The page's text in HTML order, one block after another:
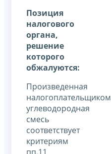
Позиция
налогового
органа,
решение
которого
обжалуются:
Произведенная
налогоплательщиком
углеводородная
смесь
соответствует
критериям
пп.11